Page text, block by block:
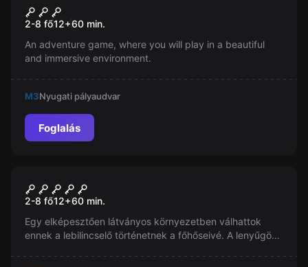
Új
The Ring
2-8 fő12+60 min.
An adventure game, where you will play in a beautiful
and immersive environment.
M3Nyugati pályaudvar
Foglalás
Jumanji
2-8 fő12+60 min.
Egy elképesztően látványos környezetben válhattok
ennek a lebilincselő történetnek a főhőseivé. A lenyűgöző